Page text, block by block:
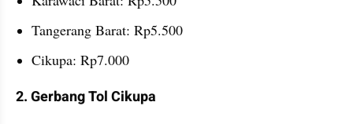
Tangerang Barat: Rp5.500
Cikupa: Rp7.000
2. Gerbang Tol Cikupa